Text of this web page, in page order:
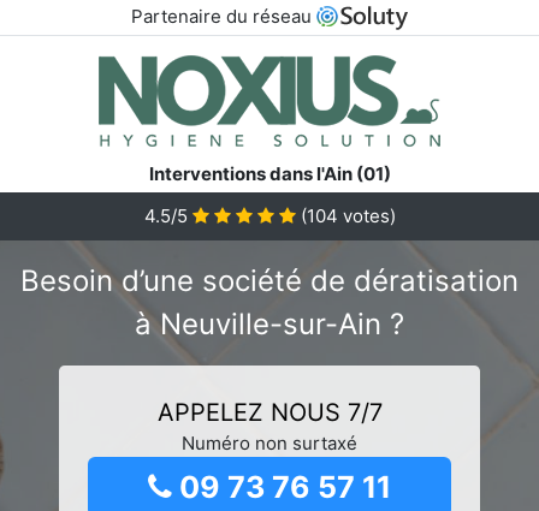
Partenaire du réseau
Interventions dans l'Ain (01)
4.5/5
(104 votes)
Besoin d’une société de dératisation
à Neuville-sur-Ain ?
APPELEZ NOUS 7/7
Numéro non surtaxé
09 73 76 57 11